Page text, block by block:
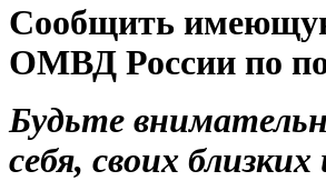
Сообщить
ОМВД России по
Будьте
себя, своих